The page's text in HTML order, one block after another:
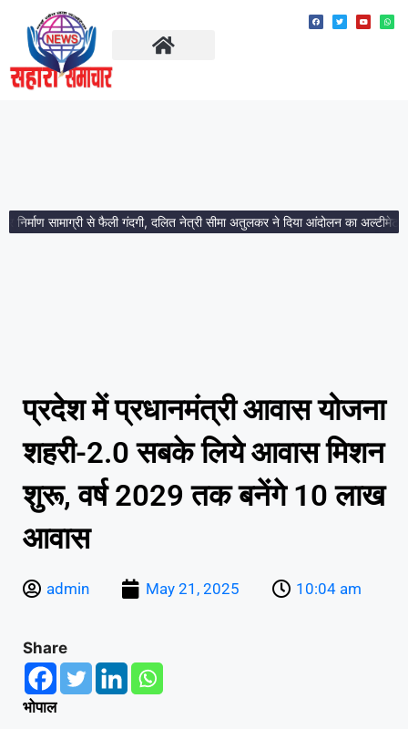
सामाग्री से फैली गंदगी, दलित नेत्री सीमा अतुलकर ने दिया आंदोलन का अल्टीमेटम।
प्रदेश में प्रधानमंत्री आवास योजना
शहरी-2.0 सबके लिये आवास मिशन
शुरू, वर्ष 2029 तक बनेंगे 10 लाख
आवास
admin May 21, 2025 10:04 am
Share
भोपाल